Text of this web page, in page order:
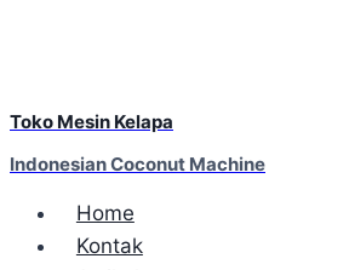
Toko Mesin Kelapa
Indonesian Coconut Machine
Home
Kontak